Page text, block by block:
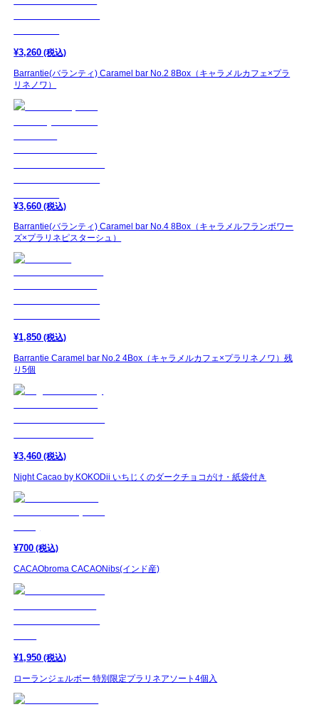
¥3,260 (税込)
Barrantie(バランティ) Caramel bar No.2 8Box（キャラメルカフェ×プラ
リネノワ）
¥3,660 (税込)
Barrantie(バランティ) Caramel bar No.4 8Box（キャラメルフランボワー
ズ×プラリネピスターシュ）
¥1,850 (税込)
Barrantie Caramel bar No.2 4Box（キャラメルカフェ×プラリネノワ）残
り5個
¥3,460 (税込)
Night Cacao by KOKODii いちじくのダークチョコがけ・紙袋付き
¥700 (税込)
CACAObroma CACAONibs(インド産)
¥1,950 (税込)
ローランジェルボー 特別限定プラリネアソート4個入